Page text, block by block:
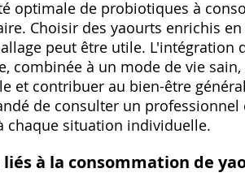
optimale de probiotiques à
Choisir des yaourts enrichis
peut être utile.
combinée à un mode de vie
et contribuer au bien-être
de consulter un
chaque situation individuelle.
liés à la consommation de